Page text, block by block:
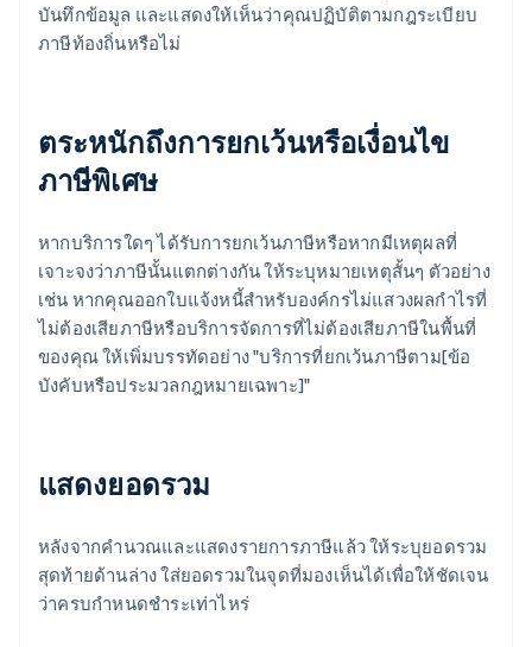
บันทึกข้อมูล และแสดงให้เห็นว่าคุณปฏิบัติตามกฎระเบียบ
ภาษีท้องถิ่นหรือไม่
ตระหนักถึงการยกเว้นหรือเงื่อนไข
ภาษีพิเศษ
หากบริการใดๆ ได้รับการยกเว้นภาษีหรือหากมีเหตุผลที่
เจาะจงว่าภาษีนั้นแตกต่างกัน ให้ระบุหมายเหตุสั้นๆ ตัวอย่าง
เช่น หากคุณออกใบแจ้งหนี้สําหรับองค์กรไม่แสวงผลกําไรที่
ไม่ต้องเสียภาษีหรือบริการจัดการที่ไม่ต้องเสียภาษีในพื้นที่
ของคุณ ให้เพิ่มบรรทัดอย่าง "บริการที่ยกเว้นภาษีตาม[ข้อ
บังคับหรือประมวลกฎหมายเฉพาะ]"
แสดงยอดรวม
หลังจากคํานวณและแสดงรายการภาษีแล้ว ให้ระบุยอดรวม
สุดท้ายด้านล่าง ใส่ยอดรวมในจุดที่มองเห็นได้เพื่อให้ชัดเจน
ว่าครบกําหนดชําระเท่าไหร่